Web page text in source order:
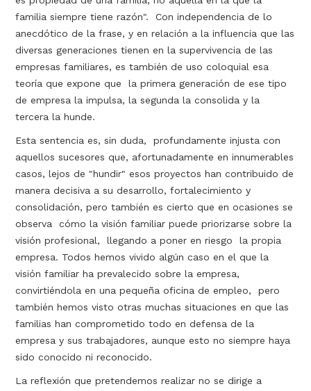
familia siempre tiene razón". Con independencia de lo
anecdótico de la frase, y en relación a la influencia que las
diversas generaciones tienen en la supervivencia de las
empresas familiares, es también de uso coloquial esa
teoría que expone que la primera generación de ese tipo
de empresa la impulsa, la segunda la consolida y la
tercera la hunde.
Esta sentencia es, sin duda, profundamente injusta con
aquellos sucesores que, afortunadamente en innumerables
casos, lejos de "hundir" esos proyectos han contribuido de
manera decisiva a su desarrollo, fortalecimiento y
consolidación, pero también es cierto que en ocasiones se
observa cómo la visión familiar puede priorizarse sobre la
visión profesional, llegando a poner en riesgo la propia
empresa. Todos hemos vivido algún caso en el que la
visión familiar ha prevalecido sobre la empresa,
convirtiéndola en una pequeña oficina de empleo, pero
también hemos visto otras muchas situaciones en que las
familias han comprometido todo en defensa de la
empresa y sus trabajadores, aunque esto no siempre haya
sido conocido ni reconocido.
La reflexión que pretendemos realizar no se dirige a